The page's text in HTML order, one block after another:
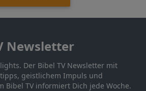
Newsletter
Der Bibel TV Newsletter mit
geistlichem Impuls und
Bibel TV informiert Dich jede Woche.